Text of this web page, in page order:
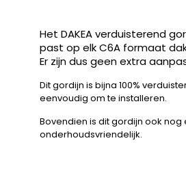
Het DAKEA verduisterend
past op elk C6A formaat
Er zijn dus geen extra
Dit gordijn is bijna 100%
eenvoudig om te installeren.
Bovendien is dit gordijn ook nog
onderhoudsvriendelijk.